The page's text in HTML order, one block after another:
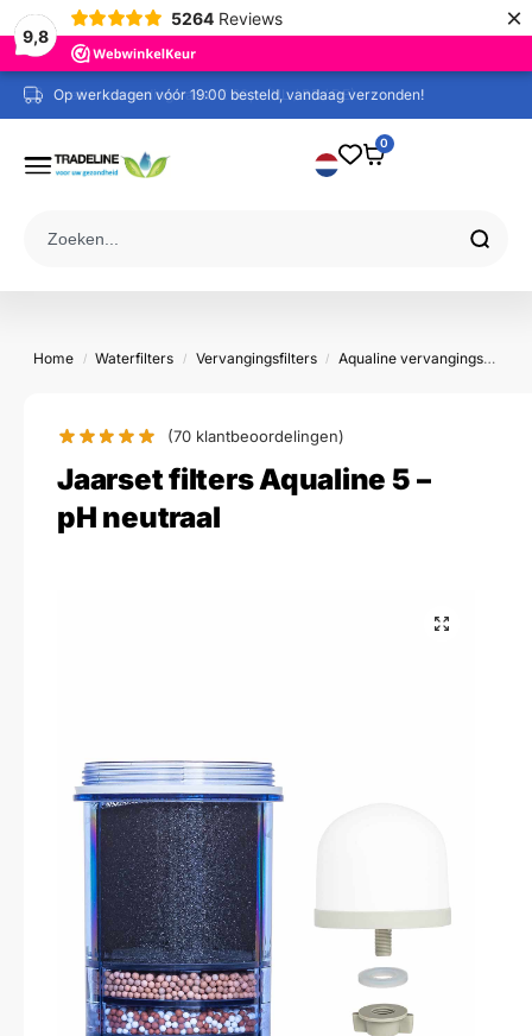
9,8
5264 Reviews ×
Gratis verzending vanaf € 60,= (NL / BE / DE)
0
Home / Waterfilters / Vervangingsfilters / Aqualine vervangingsfilters
(70 klantbeoordelingen)
Jaarset filters Aqualine 5 –
pH neutraal